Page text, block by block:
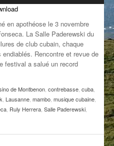
en apothéose le 3 novembre
La Salle Paderewski du
de club cubain, chaque
Rencontre et revue de
festival a salué un record
de Montbenon contrebasse cuba
Lausanne mambo musique cubaine
Ruly Herrera Salle Paderewski